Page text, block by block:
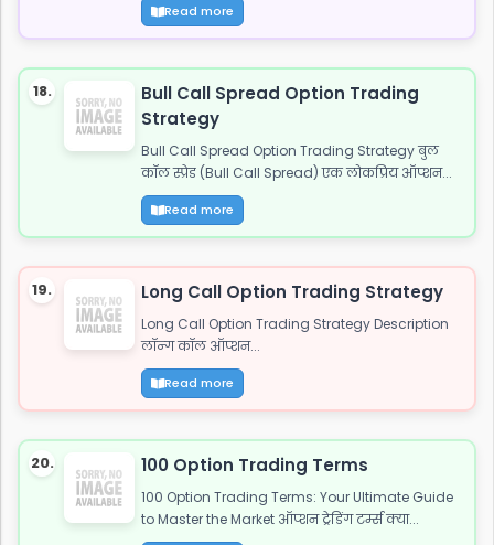
Read more
18.
Bull Call Spread Option Trading
Strategy
Bull Call Spread Option Trading Strategy बुल
कॉल स्प्रेड (Bull Call Spread) एक लोकप्रिय ऑप्शन...
Read more
19. Long Call Option Trading Strategy
Long Call Option Trading Strategy Description
लॉन्ग कॉल ऑप्शन...
Read more
20. 100 Option Trading Terms
100 Option Trading Terms: Your Ultimate Guide
to Master the Market ऑप्शन ट्रेडिंग टर्म्स क्या...